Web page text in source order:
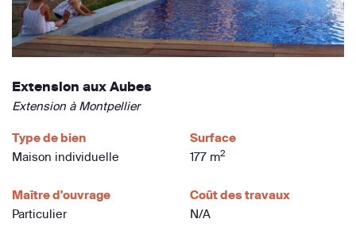
Extension aux Aubes
Extension à Montpellier
Type de bien
Maison individuelle
Surface
177 m2
Maître d'ouvrage
Particulier
Coût des travaux
N/A